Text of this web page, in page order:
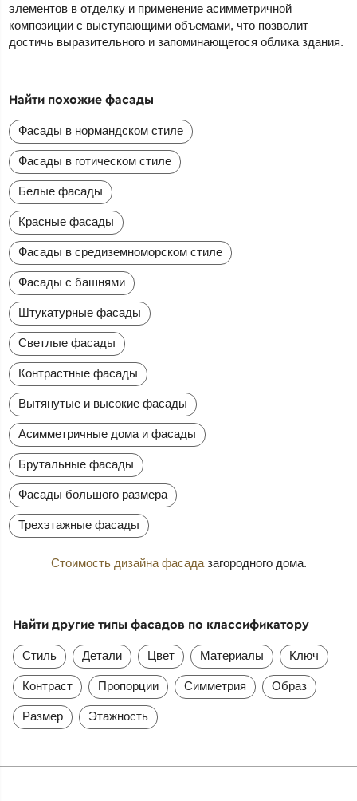
элементов в отделку и применение асимметричной
композиции с выступающими объемами, что позволит
достичь выразительного и запоминающегося облика здания.
Найти похожие фасады
Фасады в нормандском стиле
Фасады в готическом стиле
Белые фасады
Красные фасады
Фасады в средиземноморском стиле
Фасады с башнями
Штукатурные фасады
Светлые фасады
Контрастные фасады
Вытянутые и высокие фасады
Асимметричные дома и фасады
Брутальные фасады
Фасады большого размера
Трехэтажные фасады
Стоимость дизайна фасадазагородного дома.
Найти другие типы фасадов по классификатору
Стиль Детали Цвет Материалы Ключ
Контраст Пропорции Симметрия Образ
Размер Этажность